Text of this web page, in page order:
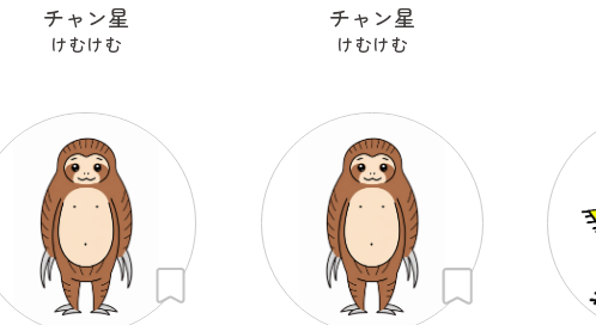
チャン星
けむけむ
チャン星
けむけむ